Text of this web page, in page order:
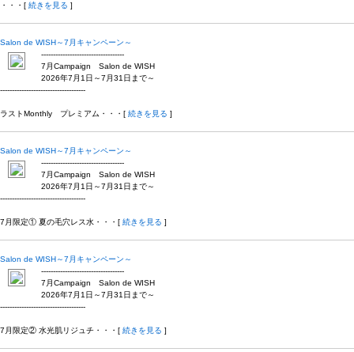
・・・[ 続きを見る ]
Salon de WISH～7月キャンペーン～
-----------------------------------
7月Campaign Salon de WISH
2026年7月1日～7月31日まで～
------------------------------------
ラストMonthly プレミアム・・・[ 続きを見る ]
Salon de WISH～7月キャンペーン～
-----------------------------------
7月Campaign Salon de WISH
2026年7月1日～7月31日まで～
------------------------------------
7月限定① 夏の毛穴レス水・・・[ 続きを見る ]
Salon de WISH～7月キャンペーン～
-----------------------------------
7月Campaign Salon de WISH
2026年7月1日～7月31日まで～
------------------------------------
7月限定② 水光肌リジュチ・・・[ 続きを見る ]